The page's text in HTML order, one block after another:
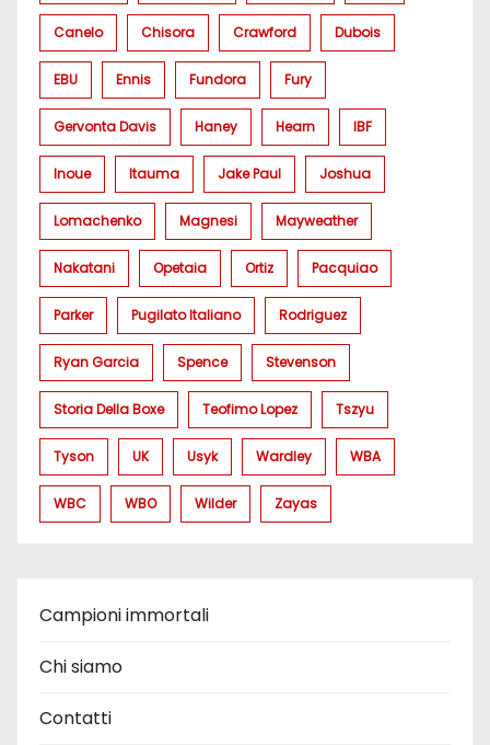
Canelo Chisora Crawford Dubois
EBU Ennis Fundora Fury
Gervonta Davis Haney Hearn IBF
Inoue Itauma Jake Paul Joshua
Lomachenko Magnesi Mayweather
Nakatani Opetaia Ortiz Pacquiao
Parker Pugilato Italiano Rodriguez
Ryan Garcia Spence Stevenson
Storia Della Boxe Teofimo Lopez Tszyu
Tyson UK Usyk Wardley WBA
WBC WBO Wilder Zayas
Campioni immortali
Chi siamo
Contatti